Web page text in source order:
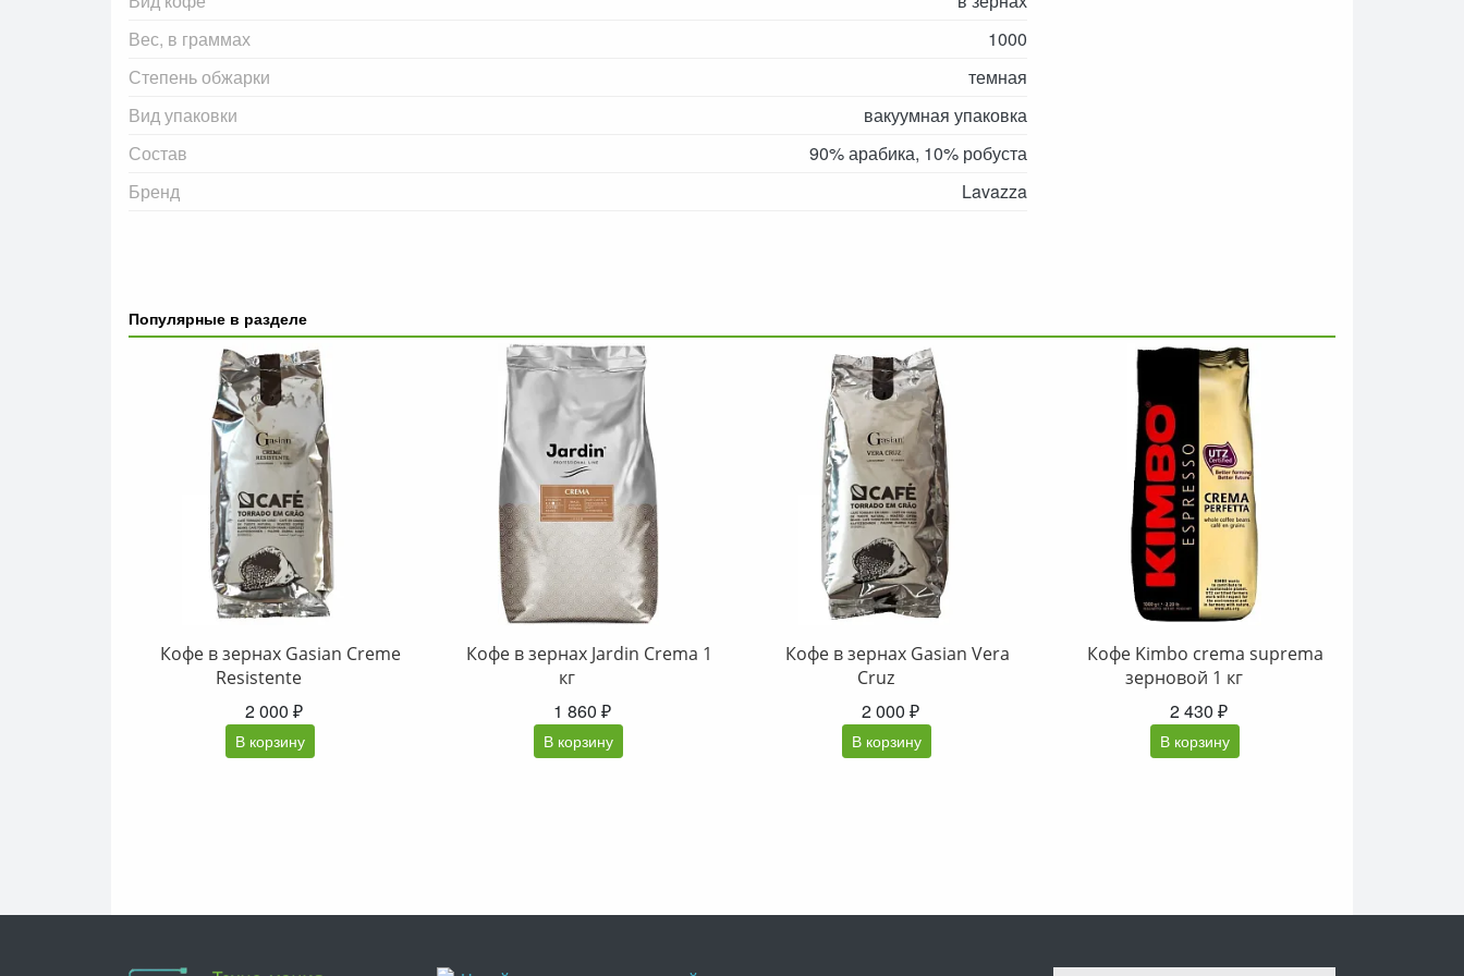
Вес, в граммах
1000
Степень обжарки
темная
Вид упаковки
вакуумная упаковка
Состав
90% арабика, 10% робуста
Бренд
Lavazza
Популярные в разделе
Кофе в зернах Gasian Creme
Resistente
2 000 ₽
В корзину
Кофе в зернах Jardin Crema 1
кг
1 860 ₽
В корзину
Кофе в зернах Gasian Vera
Cruz
2 000 ₽
В корзину
Кофе Kimbo crema suprema
зерновой 1 кг
2 430 ₽
В корзину